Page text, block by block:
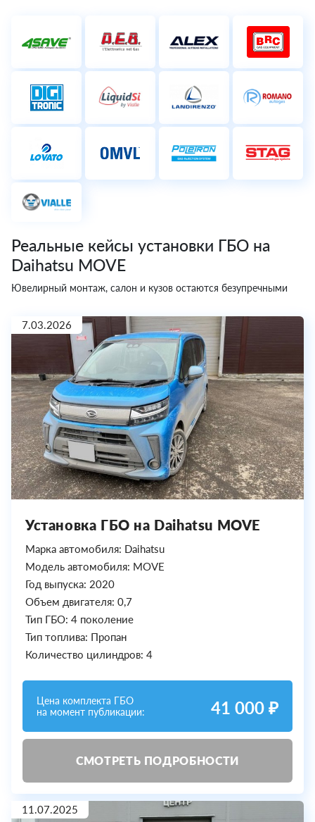
Реальные кейсы установки ГБО на
Daihatsu MOVE
Ювелирный монтаж, салон и кузов остаются безупречными
7.03.2026
Установка ГБО на Daihatsu MOVE
Марка автомобиля: Daihatsu
Модель автомобиля: MOVE
Год выпуска: 2020
Объем двигателя: 0,7
Тип ГБО: 4 поколение
Тип топлива: Пропан
Количество цилиндров: 4
Цена комплекта ГБО
на момент публикации:
41 000 ₽
СМОТРЕТЬ ПОДРОБНОСТИ
11.07.2025